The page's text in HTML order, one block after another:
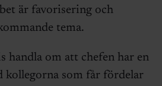
är favorisering och
tema.
handla om att chefen har en
kollegorna som får fördelar